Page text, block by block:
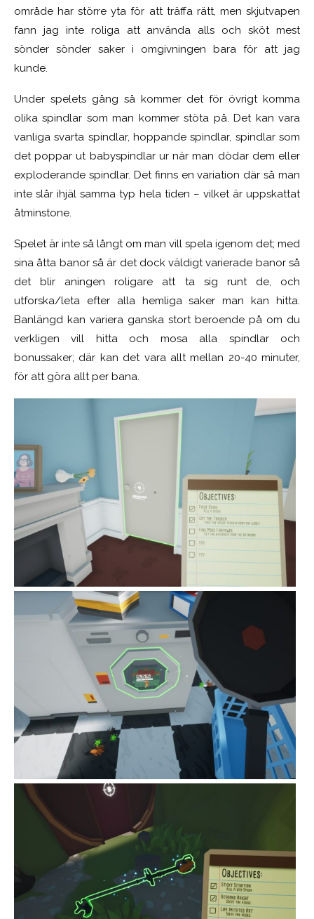
område har större yta för att träffa rätt, men skjutvapen
fann jag inte roliga att använda alls och sköt mest
sönder sönder saker i omgivningen bara för att jag
kunde.
Under spelets gång så kommer det för övrigt komma
olika spindlar som man kommer stöta på. Det kan vara
vanliga svarta spindlar, hoppande spindlar, spindlar som
det poppar ut babyspindlar ur när man dödar dem eller
exploderande spindlar. Det finns en variation där så man
inte slår ihjäl samma typ hela tiden – vilket är uppskattat
åtminstone.
Spelet är inte så långt om man vill spela igenom det; med
sina åtta banor så är det dock väldigt varierade banor så
det blir aningen roligare att ta sig runt de, och
utforska/leta efter alla hemliga saker man kan hitta.
Banlängd kan variera ganska stort beroende på om du
verkligen vill hitta och mosa alla spindlar och
bonussaker; där kan det vara allt mellan 20-40 minuter,
för att göra allt per bana.